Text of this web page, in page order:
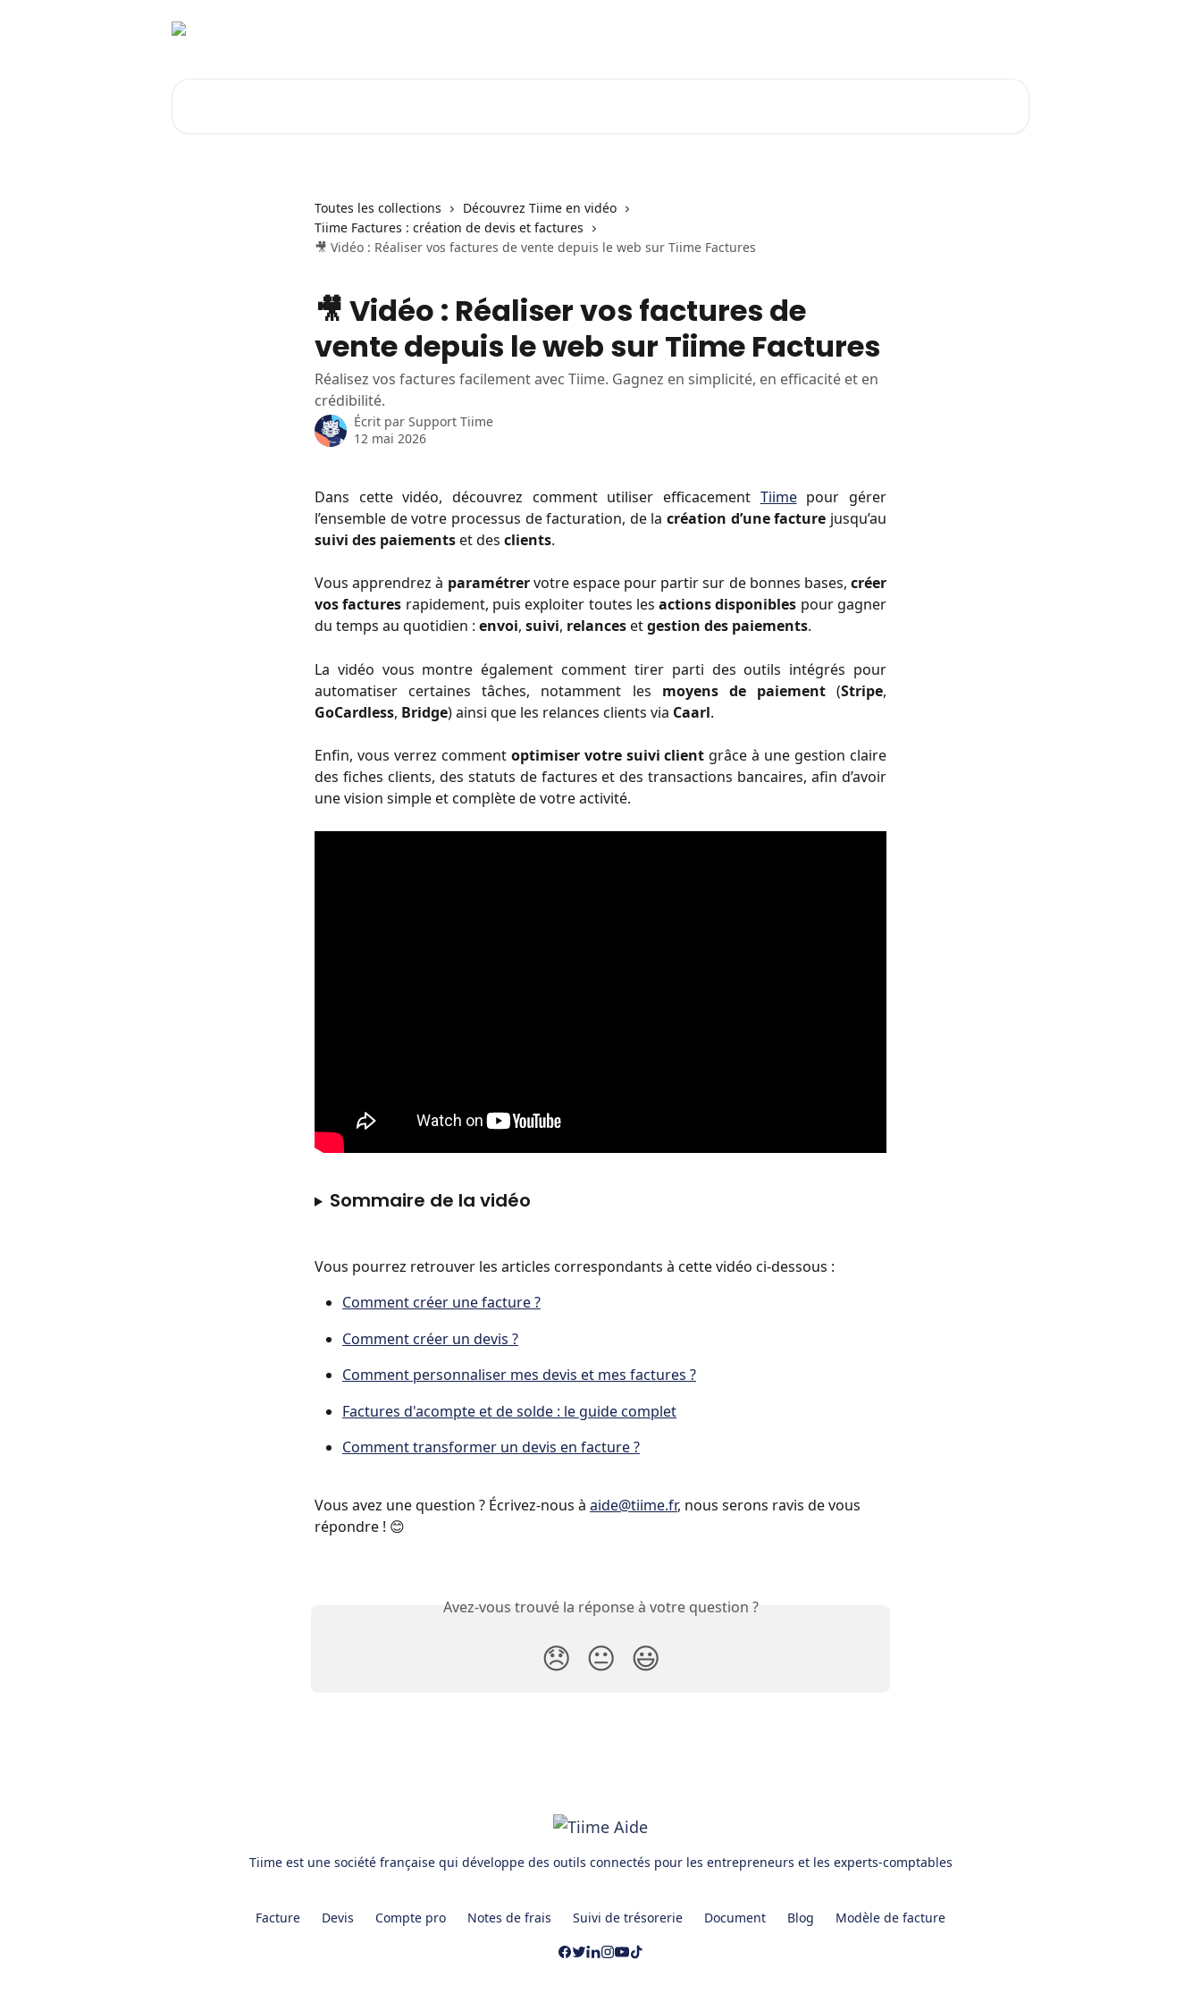
Toutes les collections
Découvrez Tiime en vidéo
Tiime Factures : création de devis et factures
🎥 Vidéo : Réaliser vos factures de vente depuis le web sur Tiime Factures
🎥 Vidéo : Réaliser vos factures de
vente depuis le web sur Tiime Factures
Réalisez vos factures facilement avec Tiime. Gagnez en simplicité, en efficacité et en
crédibilité.
Écrit par Support Tiime
12 mai 2026
Dans cette vidéo, découvrez comment utiliser efficacement Tiimepour gérer
l’ensemble de votre processus de facturation, de lacréation d’une facture jusqu’au
suivi des paiementset des clients.
Vous apprendrez à paramétrervotre espace pour partir sur de bonnes bases,créer
vos factures rapidement, puis exploiter toutes les actions disponibles pour gagner
du temps au quotidien : envoi, suivi, relancesetgestion des paiements.
La vidéo vous montre également comment tirer parti des outils intégrés pour
automatiser certaines tâches, notamment les moyens de paiement(Stripe,
GoCardless, Bridge) ainsi que les relances clients via Caarl.
Enfin, vous verrez comment optimiser votre suivi client grâce à une gestion claire
des fiches clients, des statuts de factures et des transactions bancaires, afin d’avoir
une vision simple et complète de votre activité.
Sommaire de la vidéo
Vous pourrez retrouver les articles correspondants à cette vidéo ci-dessous :
Comment créer une facture ?
Comment créer un devis ?
Comment personnaliser mes devis et mes factures ?
Factures d'acompte et de solde : le guide complet
Comment transformer un devis en facture ?
Vous avez une question ? Écrivez-nous à aide@tiime.fr, nous serons ravis de vous
répondre ! 😊
Avez-vous trouvé la réponse à votre question ?
😞 😐 😃
Tiime est une société française qui développe des outils connectés pour les entrepreneurs et les experts-comptables
Facture Devis Compte pro Notes de frais Suivi de trésorerie Document Blog Modèle de facture